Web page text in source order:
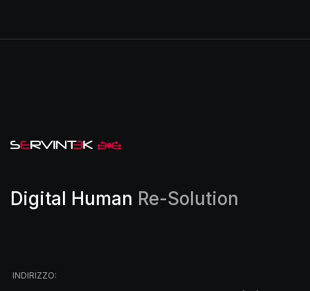
Digital Human Re-Solution
INDIRIZZO: